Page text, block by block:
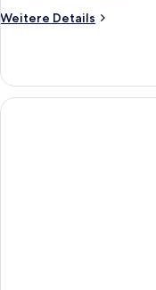
Weitere Details
Weitere
Doppelzimmer
(3
Adults)